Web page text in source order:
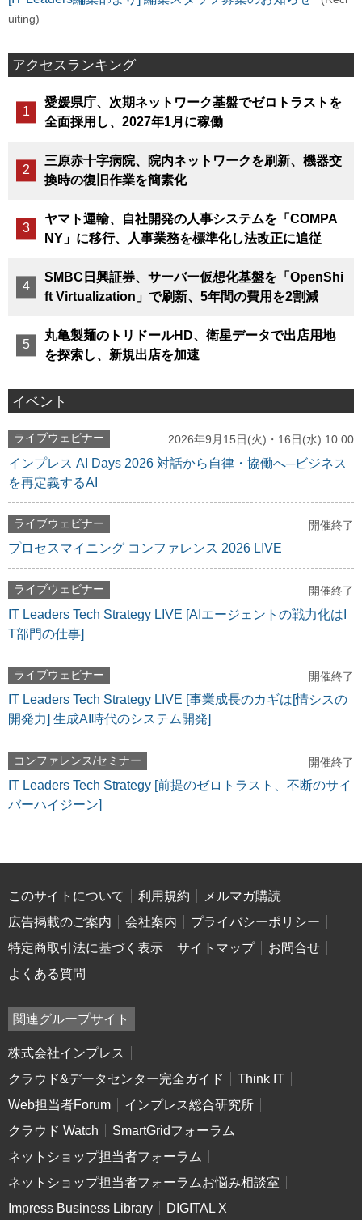
uiting)
アクセスランキング
愛媛県庁、次期ネットワーク基盤でゼロトラストを
全面採用し、2027年1月に稼働
三原赤十字病院、院内ネットワークを刷新、機器交
換時の復旧作業を簡素化
ヤマト運輸、自社開発の人事システムを「COMPA
NY」に移行、人事業務を標準化し法改正に追従
SMBC日興証券、サーバー仮想化基盤を「OpenShi
ft Virtualization」で刷新、5年間の費用を2割減
丸亀製麺のトリドールHD、衛星データで出店用地
を探索し、新規出店を加速
イベント
ライブウェビナー 2026年9月15日(火)・16日(水) 10:00
インプレス AI Days 2026 対話から自律・協働へ─ビジネス
を再定義するAI
ライブウェビナー 開催終了
プロセスマイニング コンファレンス 2026 LIVE
ライブウェビナー 開催終了
IT Leaders Tech Strategy LIVE [AIエージェントの戦力化はI
T部門の仕事]
ライブウェビナー 開催終了
IT Leaders Tech Strategy LIVE [事業成長のカギは[情シスの
開発力] 生成AI時代のシステム開発]
コンファレンス/セミナー 開催終了
IT Leaders Tech Strategy [前提のゼロトラスト、不断のサイ
バーハイジーン]
このサイトについて 利用規約
メルマガ購読
広告掲載のご案内
会社案内
プライバシーポリシー
特定商取引法に基づく表示
サイトマップ
お問合せ
よくある質問
関連グループサイト
株式会社インプレス
クラウド&データセンター完全ガイド
Think IT
Web担当者Forum
インプレス総合研究所
クラウド Watch
SmartGridフォーラム
ネットショップ担当者フォーラム
ネットショップ担当者フォーラムお悩み相談室
Impress Business Library
DIGITAL X